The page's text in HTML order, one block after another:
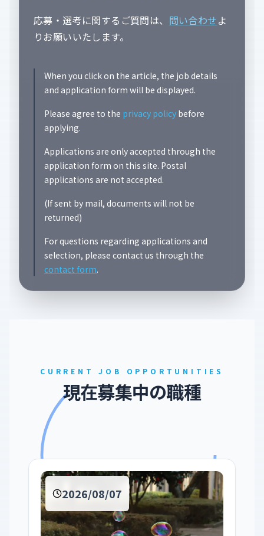
応募・選考に関するご質問は、 問い合わせよ
りお願いいたします。
When you click on the article, the job details
and application form will be displayed.
Please agree to the privacy policy before
applying.
Applications are only accepted through the
application form on this site. Postal
applications are not accepted.
(If sent by mail, documents will not be
returned)
For questions regarding applications and
selection, please contact us through the
contact form.
CURRENT JOB OPPORTUNITIES
現在募集中の職種
2026/08/07